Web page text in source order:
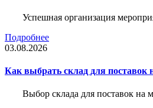
Успешная организация
Подробнее
03.08.2026
Как выбрать склад для поставок
Выбор склада для поставок на